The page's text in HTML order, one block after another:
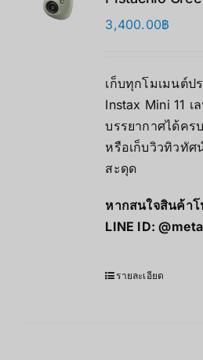
3,400.00฿
เก็บทุกโมเมนต์ป
Instax Mini 11
บรรยากาศได้คร
หรือเก็บวิวทิวทัศ
สะดุด
หากสนใจสินค้า
LINE ID:
รายละเอียด